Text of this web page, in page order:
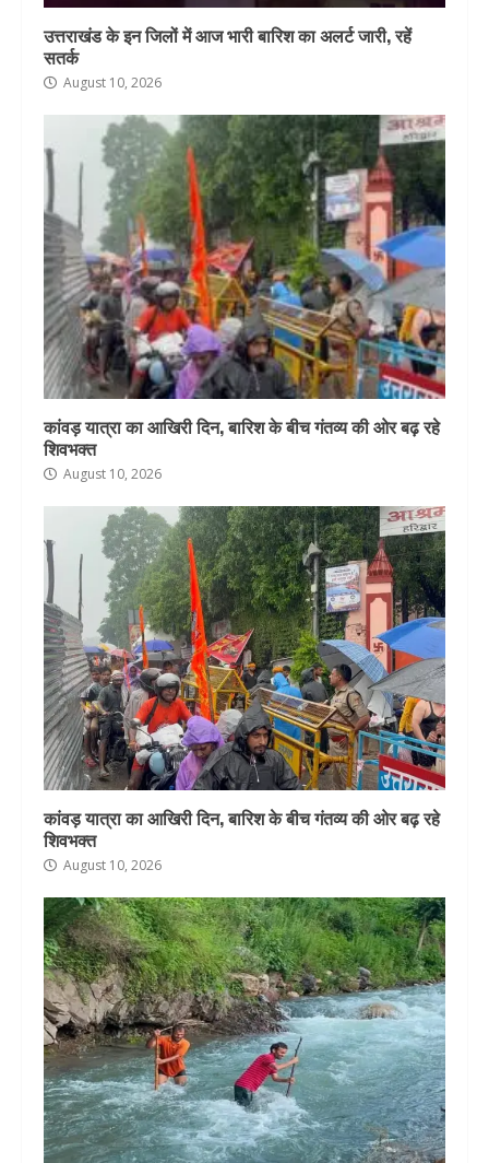
उत्तराखंड के इन जिलों में आज भारी बारिश का अलर्ट जारी, रहें
सतर्क
August 10, 2026
कांवड़ यात्रा का आखिरी दिन, बारिश के बीच गंतव्य की ओर बढ़ रहे
शिवभक्त
August 10, 2026
कांवड़ यात्रा का आखिरी दिन, बारिश के बीच गंतव्य की ओर बढ़ रहे
शिवभक्त
August 10, 2026